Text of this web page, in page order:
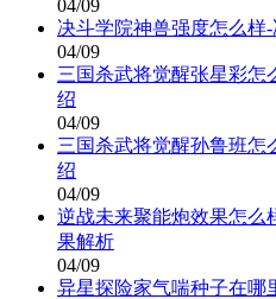
04/09
决斗学院神兽强度怎么样
04/09
三国杀武将觉醒张星彩怎
绍
04/09
三国杀武将觉醒孙鲁班怎
绍
04/09
逆战未来聚能炮效果怎么
果解析
04/09
异星探险家气喘种子在哪